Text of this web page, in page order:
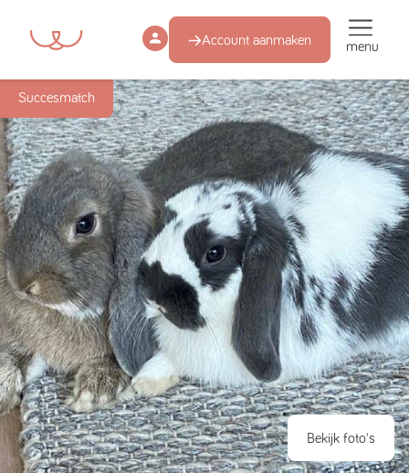
Account aanmaken menu
Succesmatch
Bekijk foto's